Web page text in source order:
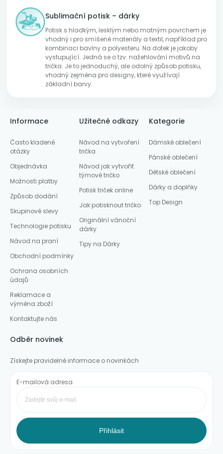
Sublimační potisk – dárky
Potisk s hladkým, lesklým nebo matným povrchem je
vhodný i pro smíšené materiály a textil, například pro
kombinaci bavlny a polyesteru. Na dotek je jakoby
vystupující. Jedná se o tzv. nažehlování motivů na
trička. Je to jednoduchý, ale odolný způsob potisku,
vhodný zejména pro designy, které využívají
základní barvy.
Informace
Často kladené
otázky
Objednávka
Možnosti platby
Způsob dodání
Skupinové slevy
Technologie potisku
Návod na praní
Obchodní podmínky
Ochrana osobních
údajů
Reklamace a
výměna zboží
Kontaktujte nás
Užitečné odkazy
Návod na vytvoření
trička
Návod jak vytvořit
týmové tričko
Potisk triček online
Jak potisknout tričko
Originální vánoční
dárky
Tipy na Dárky
Kategorie
Dámské oblečení
Pánské oblečení
Dětské oblečení
Dárky a doplňky
Top Design
Odběr novinek
Získejte pravidelné informace o novinkách
E-mailová adresa
Přihlásit